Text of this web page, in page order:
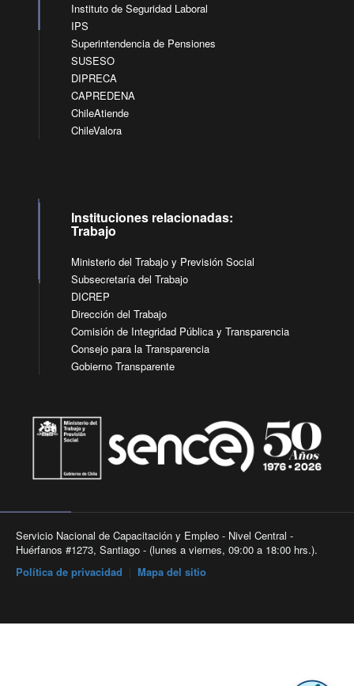
Instituto de Seguridad Laboral
IPS
Superintendencia de Pensiones
SUSESO
DIPRECA
CAPREDENA
ChileAtiende
ChileValora
Instituciones relacionadas:
Trabajo
Ministerio del Trabajo y Previsión Social
Subsecretaría del Trabajo
DICREP
Dirección del Trabajo
Comisión de Integridad Pública y Transparencia
Consejo para la Transparencia
Gobierno Transparente
Servicio Nacional de Capacitación y Empleo - Nivel Central -
Huérfanos #1273, Santiago - (lunes a viernes, 09:00 a 18:00 hrs.).
Política de privacidad
Mapa del sitio